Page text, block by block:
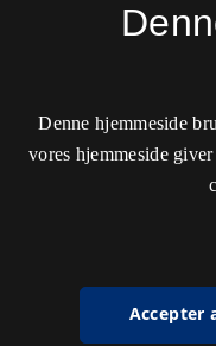
Denne hjemmeside
vores hjemmeside
Accepter